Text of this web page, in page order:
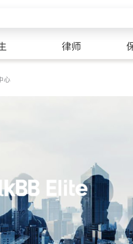
律师
心